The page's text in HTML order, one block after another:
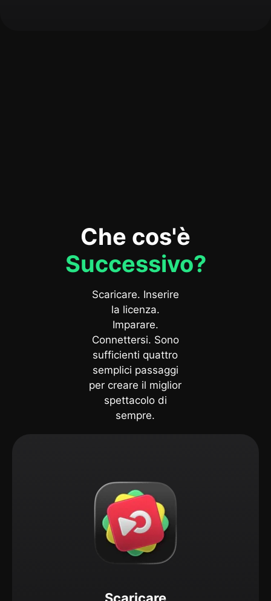
Che cos'è
Successivo?
Scaricare. Inserire
la licenza.
Imparare.
Connettersi. Sono
sufficienti quattro
semplici passaggi
per creare il miglior
spettacolo di
sempre.